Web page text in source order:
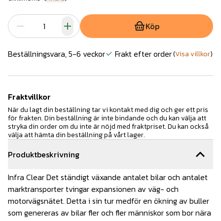
Produktbeskrivning
Infra Clear Det ständigt växande antalet bilar och antalet
marktransporter tvingar expansionen av väg- och
motorvägsnätet. Detta i sin tur medför en ökning av buller
som genereras av bilar fler och fler människor som bor nära
Köp
Beställningsvara, 5-6 veckor Frakt efter order(Visa villkor)
Fraktvillkor
När du lagt din beställning tar vi kontakt med dig och ger ett pris
för frakten. Din beställning är inte bindande och du kan välja att
stryka din order om du inte är nöjd med fraktpriset. Du kan också
välja att hämta din beställning på vårt lager.